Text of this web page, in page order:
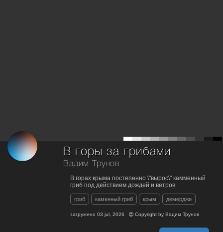
В горы за грибами
Вадим Трунов
В горах крыма постепенно \"вырос\" камменный
гриб под действием дождей и ветров
гриб каменный гриб крым демерджи
загружено 03 jul, 2026 Copyright by Вадим Трунов